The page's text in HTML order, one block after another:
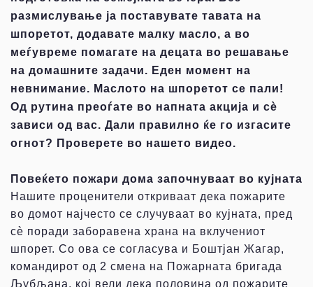
размислување ја поставувате тавата на
шпоретот, додавате малку масло, а во
меѓувреме помагате на децата во решавање
на домашните задачи. Еден момент на
невнимание. Маслото на шпоретот се пали!
Од рутина преоѓате во напната акција и сѐ
зависи од вас. Дали правилно ќе го изгасите
огнот? Проверете во нашето видео.
Повеќето пожари дома започнуваат во кујната
Нашите проценители откриваат дека пожарите
во домот најчесто се случуваат во кујната, пред
сè поради заборавена храна на вклучениот
шпорет. Со ова се согласува и Боштјан Жагар,
командирот од 2 смена на Пожарната бригада
Љубљана, кој вели дека половина од пожарите